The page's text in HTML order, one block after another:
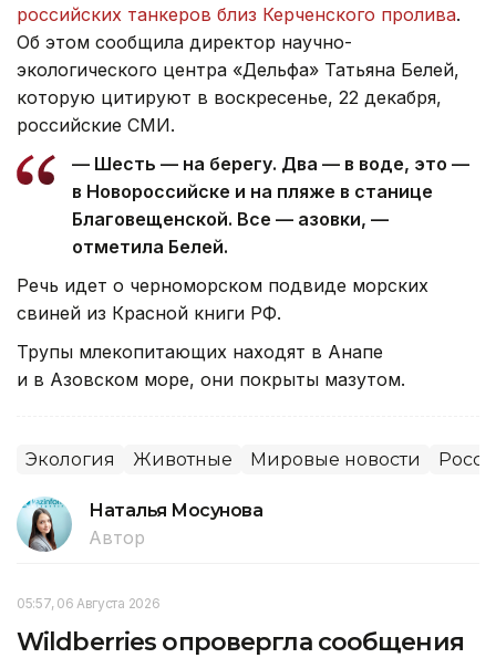
российских танкеров близ Керченского пролива.
Об этом сообщила директор научно-
экологического центра «Дельфа» Татьяна Белей,
которую цитируют в воскресенье, 22 декабря,
российские СМИ.
— Шесть — на берегу. Два — в воде, это —
в Новороссийске и на пляже в станице
Благовещенской. Все — азовки, —
отметила Белей.
Речь идет о черноморском подвиде морских
свиней из Красной книги РФ.
Трупы млекопитающих находят в Анапе
и в Азовском море, они покрыты мазутом.
Экология Животные Мировые новости
Наталья Мосунова
Автор
05:57, 06 Августа 2026
Wildberries опровергла сообщения